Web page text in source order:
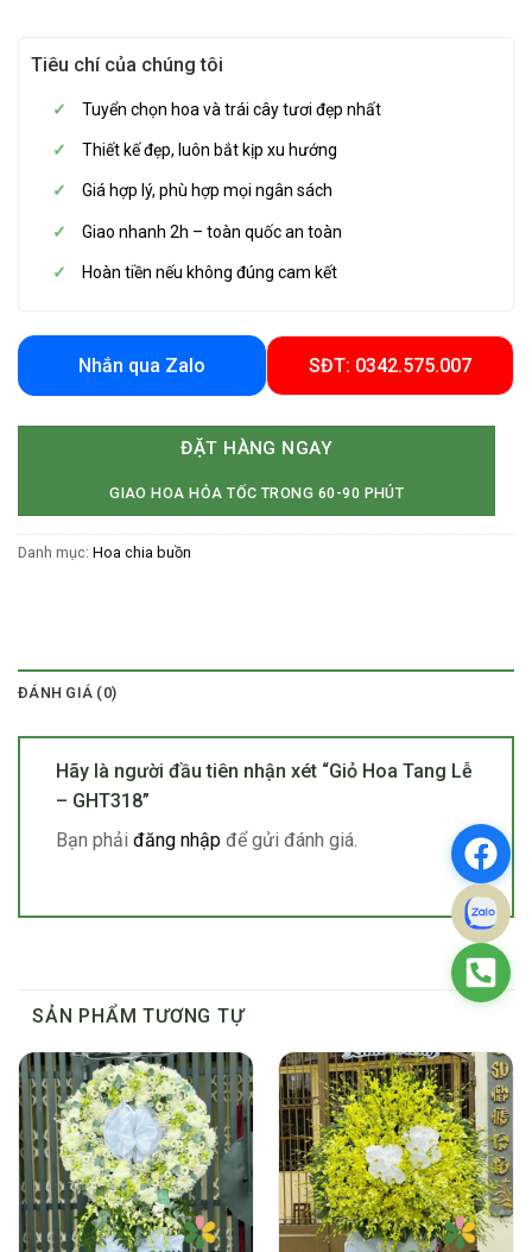
Tiêu chí của chúng tôi
Tuyển chọn hoa và trái cây tươi đẹp nhất
Thiết kế đẹp, luôn bắt kịp xu hướng
Giá hợp lý, phù hợp mọi ngân sách
Giao nhanh 2h – toàn quốc an toàn
Hoàn tiền nếu không đúng cam kết
Nhắn qua Zalo SĐT: 0342.575.007
ĐẶT HÀNG NGAY
GIAO HOA HỎA TỐC TRONG 60-90 PHÚT
Danh mục: Hoa chia buồn
ĐÁNH GIÁ (0)
Hãy là người đầu tiên nhận xét “Giỏ Hoa Tang Lễ
– GHT318”
Bạn phải đăng nhập để gửi đánh giá.
SẢN PHẨM TƯƠNG TỰ